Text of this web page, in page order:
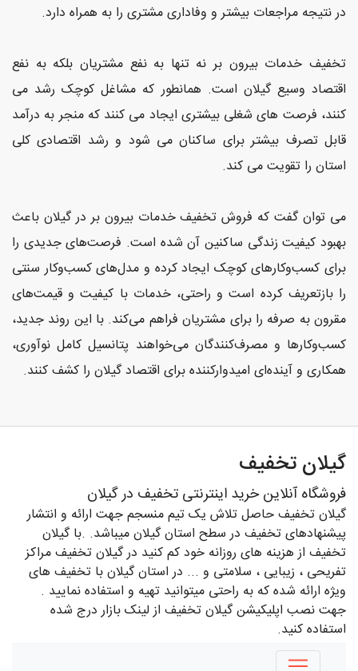
در نتیجه مراجعات بیشتر و وفاداری مشتری را به همراه دارد.
تخفیف خدمات بیرون بر نه تنها به نفع مشتریان بلکه به نفع
اقتصاد وسیع گیلان است. همانطور که مشاغل کوچک رشد می
کنند، فرصت های شغلی بیشتری ایجاد می کنند که منجر به درآمد
قابل تصرف بیشتر برای ساکنان می شود و رشد اقتصادی کلی
استان را تقویت می کند.
می توان گفت که فروش تخفیف خدمات بیرون بر در گیلان باعث
بهبود کیفیت زندگی ساکنین آن شده است. فرصت‌های جدیدی را
برای کسب‌وکارهای کوچک ایجاد کرده و مدل‌های کسب‌وکار سنتی
را بازتعریف کرده است و راحتی، خدمات با کیفیت و قیمت‌های
مقرون به صرفه را برای مشتریان فراهم می‌کند. با این روند جدید،
کسب‌وکارها و مصرف‌کنندگان می‌خواهند پتانسیل کامل نوآوری،
همکاری و آینده‌ای امیدوارکننده برای اقتصاد گیلان را کشف کنند.
گیلان تخفیف
فروشگاه آنلاین خرید اینترنتی تخفیف در گیلان
گیلان تخفیف حاصل تلاش یک تیم منسجم جهت ارائه و انتشار
پیشنهادهای تخفیف در سطح استان گیلان میباشد. .با گیلان
تخفیف از هزینه های روزانه خود کم کنید در گیلان تخفیف مراکز
تفریحی ، زیبایی ، سلامتی و ... در استان گیلان با تخفیف های
ویژه ارائه شده که به راحتی میتوانید تهیه و استفاده نمایید .
جهت نصب اپلیکیشن گیلان تخفیف از لینک بازار درج شده
استفاده کنید.